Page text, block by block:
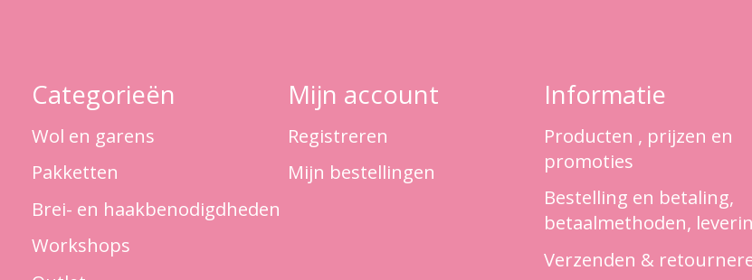
Categorieën
Wol en garens
Pakketten
Brei- en haakbenodigdheden
Workshops
Mijn account
Registreren
Mijn bestellingen
Informatie
Producten , prijzen en
promoties
Bestelling en betaling,
betaalmethoden,
Verzenden &